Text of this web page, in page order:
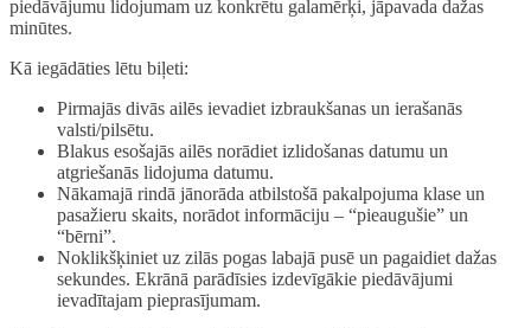
piedāvājumu lidojumam uz konkrētu galamērķi, jāpavada dažas
minūtes.
Kā iegādāties lētu biļeti:
Pirmajās divās ailēs ievadiet izbraukšanas un ierašanās
valsti/pilsētu.
Blakus esošajās ailēs norādiet izlidošanas datumu un
atgriešanās lidojuma datumu.
Nākamajā rindā jānorāda atbilstošā pakalpojuma klase un
pasažieru skaits, norādot informāciju – “pieaugušie” un
“bērni”.
Noklikšķiniet uz zilās pogas labajā pusē un pagaidiet dažas
sekundes. Ekrānā parādīsies izdevīgākie piedāvājumi
ievadītajam pieprasījumam.